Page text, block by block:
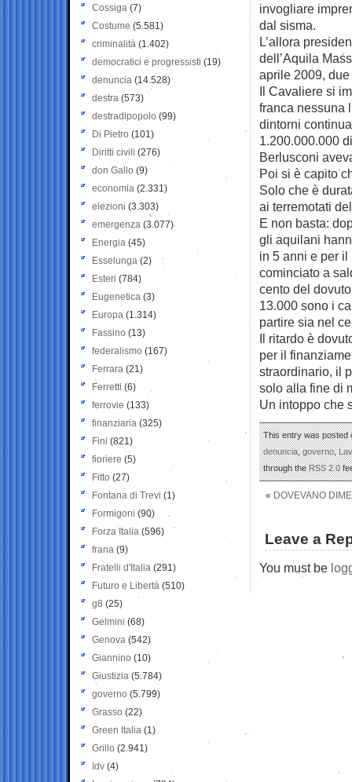
invogliare
dal sisma.
L’allora
dell’Aquila
aprile 2009,
Il Cavaliere si
franca nessuna
dintorni
1.200.000.000
Berlusconi
Poi si è capito
Solo che è
ai terremotati
E non basta:
gli aquilani
in 5 anni e per
cominciato a
cento del
13.000 sono i
partire sia nel
Il ritardo è
per il
straordinario, il
solo alla fine di
Un intoppo che
This entry was posted
denuncia,governo,
through theRSS 2.0
« DOVEVANO
Leave a
You must be
Cossiga (7)
Costume (5.581)
criminalità (1.402)
democratici e progressisti (19)
denuncia (14.528)
destra (573)
destradipopolo (99)
Di Pietro (101)
Diritti civili (276)
don Gallo (9)
economia (2.331)
elezioni (3.303)
emergenza (3.077)
Energia (45)
Esselunga (2)
Esteri (784)
Eugenetica (3)
Europa (1.314)
Fassino (13)
federalismo (167)
Ferrara (21)
Ferretti (6)
ferrovie (133)
finanziaria (325)
Fini (821)
fioriere (5)
Fitto (27)
Fontana di Trevi (1)
Formigoni (90)
Forza Italia (596)
frana (9)
Fratelli d'Italia (291)
Futuro e Libertà (510)
g8 (25)
Gelmini (68)
Genova (542)
Giannino (10)
Giustizia (5.784)
governo (5.799)
Grasso (22)
Green Italia (1)
Grillo (2.941)
Idv (4)